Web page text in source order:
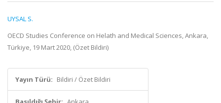
UYSAL S.
OECD Studies Conference on Helath and Medical Sciences, Ankara,
Türkiye, 19 Mart 2020, (Özet Bildiri)
Yayın Türü: Bildiri / Özet Bildiri